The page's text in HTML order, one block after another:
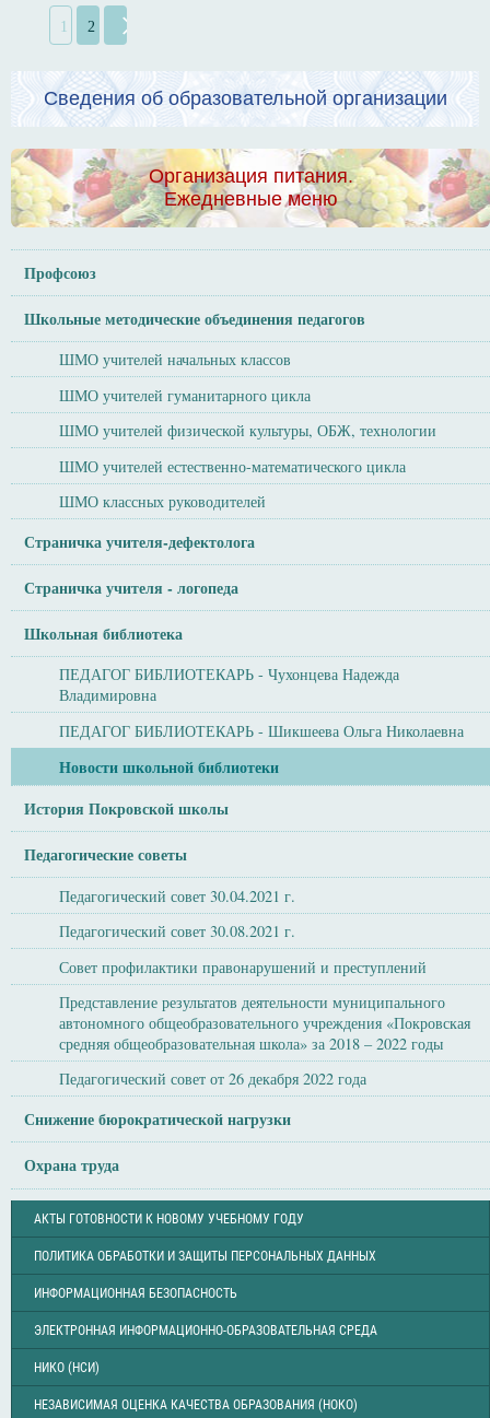
1 2
Сведения об образовательной организации
Организация питания.
Ежедневные меню
Профсоюз
Школьные методические объединения педагогов
ШМО учителей начальных классов
ШМО учителей гуманитарного цикла
ШМО учителей физической культуры, ОБЖ, технологии
ШМО учителей естественно-математического цикла
ШМО классных руководителей
Страничка учителя-дефектолога
Страничка учителя - логопеда
Школьная библиотека
ПЕДАГОГ БИБЛИОТЕКАРЬ - Чухонцева Надежда
Владимировна
ПЕДАГОГ БИБЛИОТЕКАРЬ - Шикшеева Ольга Николаевна
Новости школьной библиотеки
История Покровской школы
Педагогические советы
Педагогический совет 30.04.2021 г.
Педагогический совет 30.08.2021 г.
Совет профилактики правонарушений и преступлений
Представление результатов деятельности муниципального
автономного общеобразовательного учреждения «Покровская
средняя общеобразовательная школа» за 2018 – 2022 годы
Педагогический совет от 26 декабря 2022 года
Снижение бюрократической нагрузки
Охрана труда
АКТЫ ГОТОВНОСТИ К НОВОМУ УЧЕБНОМУ ГОДУ
ПОЛИТИКА ОБРАБОТКИ И ЗАЩИТЫ ПЕРСОНАЛЬНЫХ ДАННЫХ
ИНФОРМАЦИОННАЯ БЕЗОПАСНОСТЬ
ЭЛЕКТРОННАЯ ИНФОРМАЦИОННО-ОБРАЗОВАТЕЛЬНАЯ СРЕДА
НИКО (НСИ)
НЕЗАВИСИМАЯ ОЦЕНКА КАЧЕСТВА ОБРАЗОВАНИЯ (НОКО)